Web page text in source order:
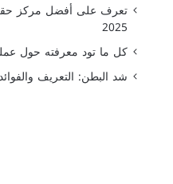
تعرف على أفضل مركز
2025
كل ما تود معرفته حول
شد البطن: التعريف